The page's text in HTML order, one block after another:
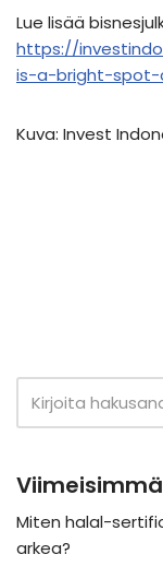
Lue lisää
https://
is-a-bright-spot-
Kuva: Invest
Miten halal-
arkea?